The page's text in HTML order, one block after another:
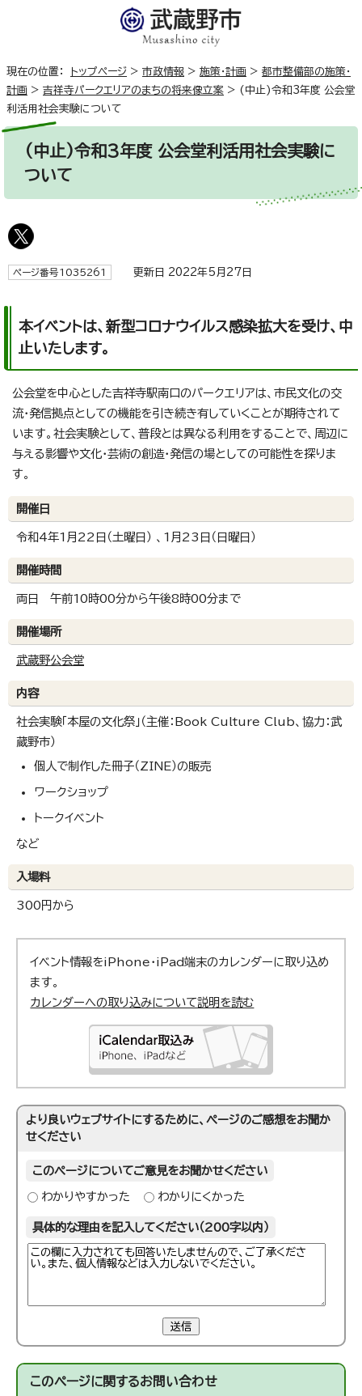
現在の位置： トップページ > 市政情報 > 施策・計画 > 都市整備部の施策・
計画 > 吉祥寺パークエリアのまちの将来像立案 > (中止)令和3年度 公会堂
利活用社会実験について
(中止)令和3年度 公会堂利活用社会実験に
ついて
ページ番号1035261 更新日 2022年5月27日
本イベントは、新型コロナウイルス感染拡大を受け、中
止いたします。
公会堂を中心とした吉祥寺駅南口のパークエリアは、市民文化の交
流・発信拠点としての機能を引き続き有していくことが期待されて
います。社会実験として、普段とは異なる利用をすることで、周辺に
与える影響や文化・芸術の創造・発信の場としての可能性を探りま
す。
開催日
令和4年1月22日（土曜日） 、1月23日（日曜日）
開催時間
両日 午前10時00分から午後8時00分まで
開催場所
武蔵野公会堂
内容
社会実験「本屋の文化祭」（主催：Book Culture Club、協力：武
蔵野市）
個人で制作した冊子（ZINE）の販売
ワークショップ
トークイベント
など
入場料
300円から
イベント情報をiPhone・iPad端末のカレンダーに取り込め
ます。
カレンダーへの取り込みについて説明を読む
より良いウェブサイトにするために、ページのご感想をお聞か
せください
このページについてご意見をお聞かせください
わかりやすかった わかりにくかった
具体的な理由を記入してください（200字以内）
送信
このページに関するお問い合わせ